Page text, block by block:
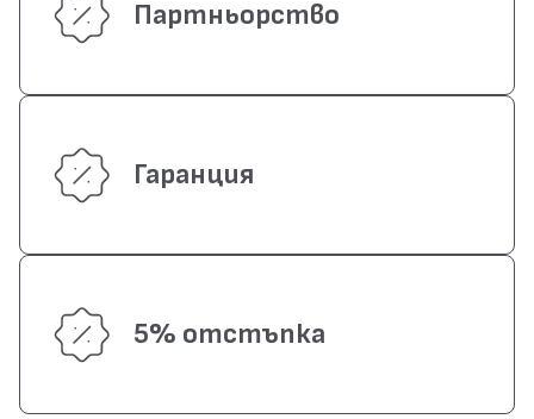
Партньорство
Гаранция
5% отстъпка